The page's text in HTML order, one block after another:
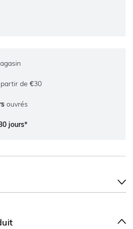
de €30
ouvrés
jours*